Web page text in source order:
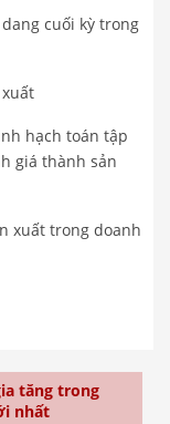
cuối kỳ trong
hạch toán tập
giá thành sản
xuất trong doanh
tăng trong
nhất